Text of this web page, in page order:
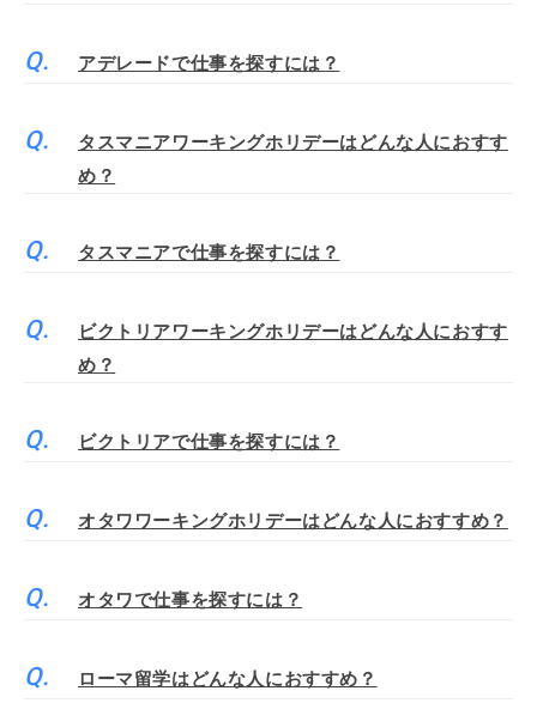
アデレードで仕事を探すには？
タスマニアワーキングホリデーはどんな人におすす
め？
タスマニアで仕事を探すには？
ビクトリアワーキングホリデーはどんな人におすす
め？
ビクトリアで仕事を探すには？
オタワワーキングホリデーはどんな人におすすめ？
オタワで仕事を探すには？
ローマ留学はどんな人におすすめ？